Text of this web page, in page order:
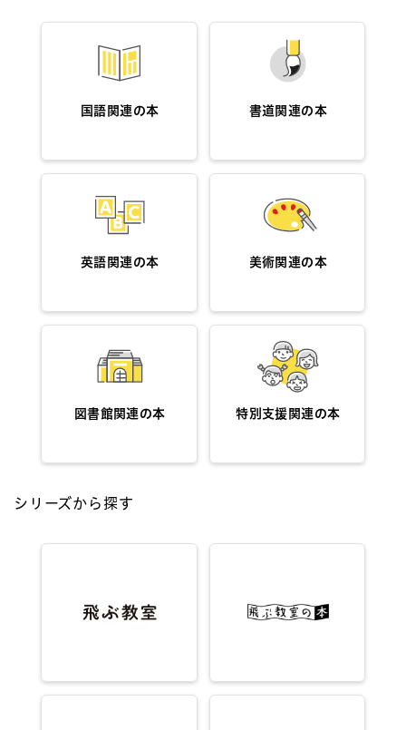
国語関連の本 書道関連の本
英語関連の本 美術関連の本
図書館関連の本 特別支援関連の本
シリーズから探す